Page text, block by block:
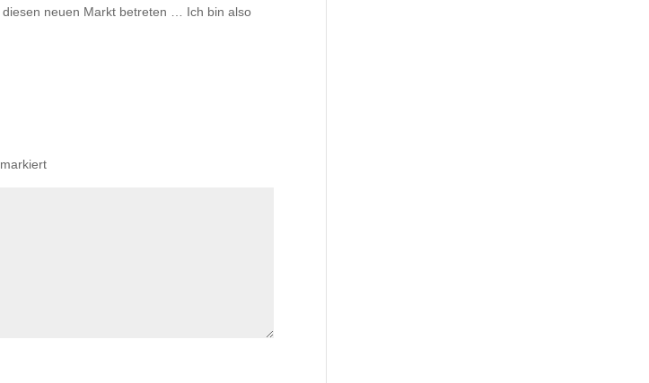
diesen neuen Markt betreten … Ich bin also
markiert